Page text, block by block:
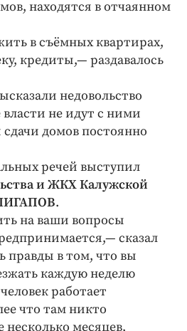
находятся в отчаянном
в съёмных квартирах,
кредиты,— раздавалось
недовольство
не идут с ними
сдачи домов постоянно
речей выступил
и ЖКХ Калужской
.
на ваши вопросы
сказал
правды в том, что вы
каждую неделю
работает
что там никто
несколько месяцев,